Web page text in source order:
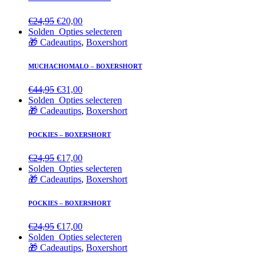
€24,95 €20,00
Solden Opties selecteren
🎁 Cadeautips, Boxershort
MUCHACHOMALO – BOXERSHORT
€44,95 €31,00
Solden Opties selecteren
🎁 Cadeautips, Boxershort
POCKIES – BOXERSHORT
€24,95 €17,00
Solden Opties selecteren
🎁 Cadeautips, Boxershort
POCKIES – BOXERSHORT
€24,95 €17,00
Solden Opties selecteren
🎁 Cadeautips, Boxershort